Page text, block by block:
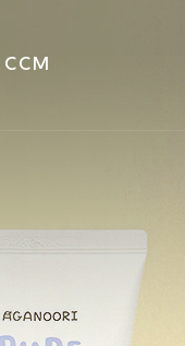
CCM